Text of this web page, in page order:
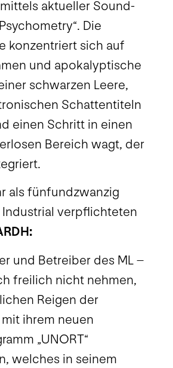
aktueller Sound-
Die
konzentriert sich auf
und apokalyptische
schwarzen Leere,
Schattentiteln
einen Schritt in einen
Bereich wagt, der
als fünfundzwanzig
verpflichteten
und Betreiber des ML –
freilich nicht nehmen,
Reigen der
ihrem neuen
„UNORT“
welches in seinem